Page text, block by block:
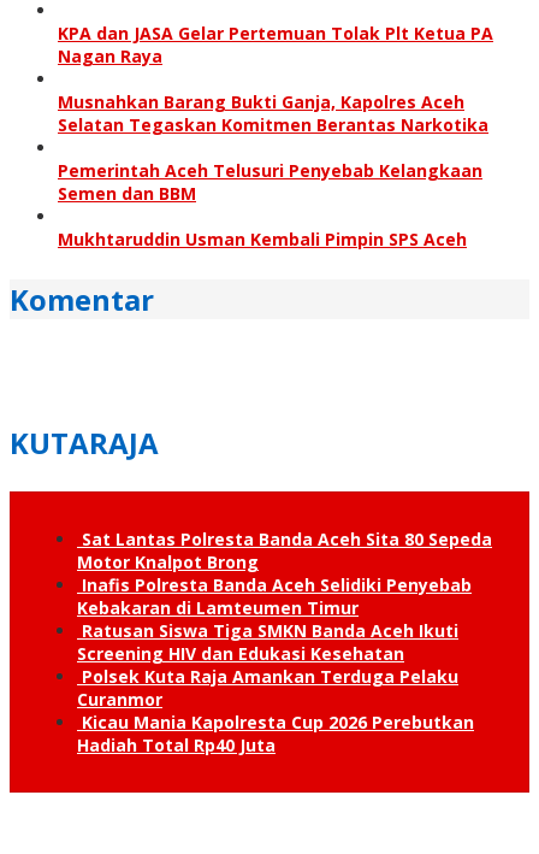
KPA dan JASA Gelar Pertemuan Tolak Plt Ketua PA
Nagan Raya
Musnahkan Barang Bukti Ganja, Kapolres Aceh
Selatan Tegaskan Komitmen Berantas Narkotika
Pemerintah Aceh Telusuri Penyebab Kelangkaan
Semen dan BBM
Mukhtaruddin Usman Kembali Pimpin SPS Aceh
Komentar
KUTARAJA
Sat Lantas Polresta Banda Aceh Sita 80 Sepeda
Motor Knalpot Brong
Inafis Polresta Banda Aceh Selidiki Penyebab
Kebakaran di Lamteumen Timur
Ratusan Siswa Tiga SMKN Banda Aceh Ikuti
Screening HIV dan Edukasi Kesehatan
Polsek Kuta Raja Amankan Terduga Pelaku
Curanmor
Kicau Mania Kapolresta Cup 2026 Perebutkan
Hadiah Total Rp40 Juta